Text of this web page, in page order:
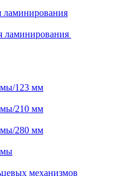
ламинирования
ламинирования
123 мм
210 мм
280 мм
механизмов